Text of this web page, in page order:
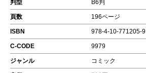
判型 B6判
頁数 196ページ
ISBN 978-4-10-771205-9
C-CODE 9979
ジャンル コミック